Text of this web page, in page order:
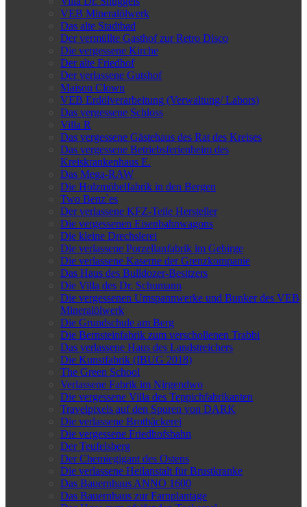
VEB Mineralölwerk
Das alte Stadtbad
Der vermüllte Gasthof zur Retro Disco
Die vergessene Kirche
Der alte Friedhof
Der verlassene Gutshof
Maison Clown
VEB Erdölverarbeitung (Verwaltung/ Labors)
Das vergessene Schloss
Villa R
Das vergessene Gästehaus des Rat des Kreises
Das vergessene Betriebsferienheim des
Kreiskrankenhaus E.
Das Mega-RAW
Die Holzmöbelfabrik in den Bergen
Two Benz`es
Der verlassene KFZ-Teile Hersteller
Die vergessenen Eisenbahnwagons
Die kleine Drechslerei
Die verlassene Porzellanfabrik im Gebirge
Die verlassene Kaserne der Grenzkompanie
Das Haus des Bulldozer-Besitzers
Die Villa des Dr. Schumann
Die vergessenen Umspannwerke und Bunker des VEB
Mineralölwerk
Die Grundschule am Berg
Die Bernsteinfabrik zum verschollenen Trabbi
Das verlassene Haus des Landstreichers
Die Kunstfabrik (IBUG 2018)
The Green School
Verlassene Fabrik im Nirgendwo
Die vergessene Villa des Teppichfabrikanten
Travelpixels auf den Spuren von DARK
Die verlassene Brotbäckerei
Die vergessene Friedhofsbahn
Der Teufelsberg
Der Chemiegigant des Ostens
Die verlassene Heilanstalt für Brustkranke
Das Bauernhaus ANNO 1600
Das Bauernhaus zur Farnplantage